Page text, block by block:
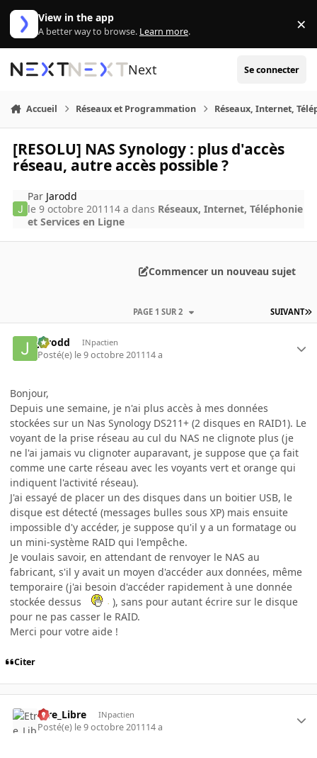
Aller au contenu
View in the app
A better way to browse. Learn more. ×
Next Se connecter
Accueil Réseaux et Programmation Réseaux, Internet,
[RESOLU] NAS Synology : plus d'accès
réseau, autre accès possible ?
Par Jarodd
le 9 octobre 2011 14 a dans Réseaux, Internet, Téléphonie
et Services en Ligne
Commencer un nouveau sujet
SUIVANT
PAGE 1 SUR 2
Jarodd INpactien
Posté(e) le 9 octobre 201114 a
Bonjour,
Depuis une semaine, je n'ai plus accès à mes données
stockées sur un Nas Synology DS211+ (2 disques en RAID1). Le
voyant de la prise réseau au cul du NAS ne clignote plus (je
ne l'ai jamais vu clignoter auparavant, je suppose que ça fait
comme une carte réseau avec les voyants vert et orange qui
indiquent l'activité réseau).
J'ai essayé de placer un des disques dans un boitier USB, le
disque est détecté (messages bulles sous XP) mais ensuite
impossible d'y accéder, je suppose qu'il y a un formatage ou
un mini-système RAID qui l'empêche.
Je voulais savoir, en attendant de renvoyer le NAS au
fabricant, s'il y avait un moyen d'accéder aux données, même
temporaire (j'ai besoin d'accéder rapidement à une donnée
stockée dessus
), sans pour autant écrire sur le disque
pour ne pas casser le RAID.
Merci pour votre aide !
Citer
Etre_Libre INpactien
Posté(e) le 9 octobre 201114 a